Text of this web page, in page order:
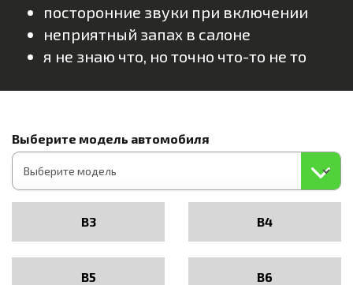
посторонние звуки при включении
неприятный запах в салоне
я не знаю что, но точно что-то не то
Выберите модель автомобиля
B3 B4
B5 B6